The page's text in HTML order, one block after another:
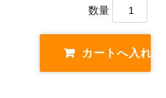
数量